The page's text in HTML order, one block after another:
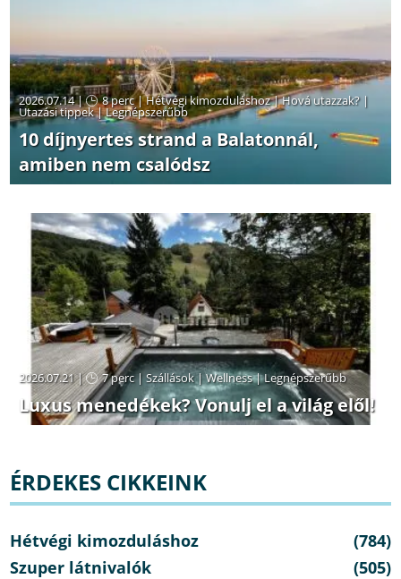
2026.07.14 | 8 perc|Hétvégi kimozduláshoz|Hová utazzak? |
Utazási tippek|Legnépszerűbb
10 díjnyertes strand a Balatonnál,
amiben nem csalódsz
2026.07.21 | 7 perc|Szállások|Wellness|Legnépszerűbb
Luxus menedékek? Vonulj el a világ elől!
ÉRDEKES CIKKEINK
Hétvégi kimozduláshoz
(784)
Szuper látnivalók
(505)